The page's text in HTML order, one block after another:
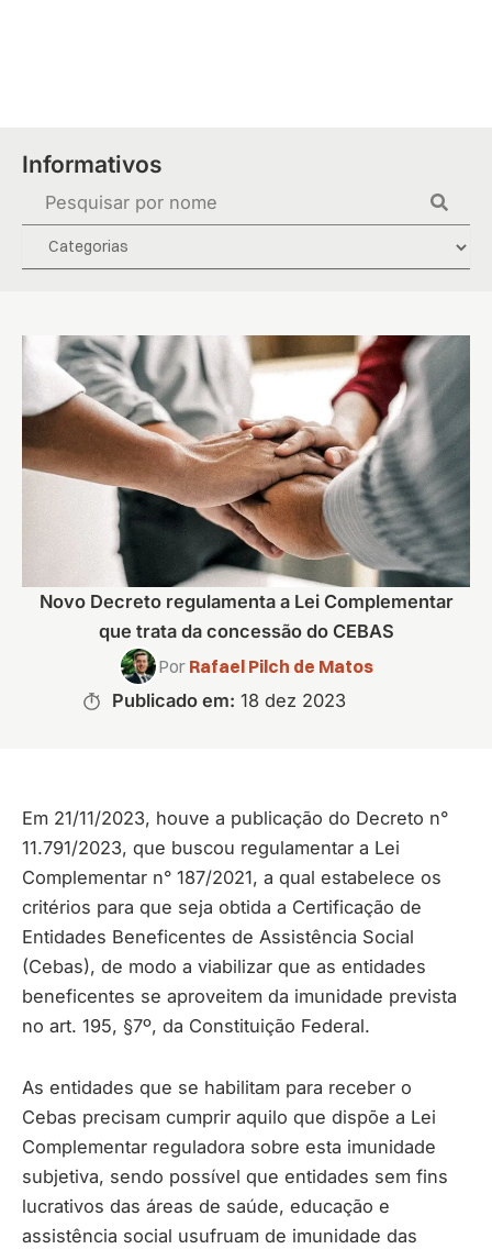
Informativos
Novo Decreto regulamenta a Lei Complementar
que trata da concessão do CEBAS
Por Rafael Pilch de Matos
Publicado em: 18 dez 2023
Em 21/11/2023, houve a publicação do Decreto n°
11.791/2023, que buscou regulamentar a Lei
Complementar n° 187/2021, a qual estabelece os
critérios para que seja obtida a Certificação de
Entidades Beneficentes de Assistência Social
(Cebas), de modo a viabilizar que as entidades
beneficentes se aproveitem da imunidade prevista
no art. 195, §7º, da Constituição Federal.
As entidades que se habilitam para receber o
Cebas precisam cumprir aquilo que dispõe a Lei
Complementar reguladora sobre esta imunidade
subjetiva, sendo possível que entidades sem fins
lucrativos das áreas de saúde, educação e
assistência social usufruam de imunidade das